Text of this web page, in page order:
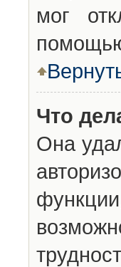
мог
Что
Она